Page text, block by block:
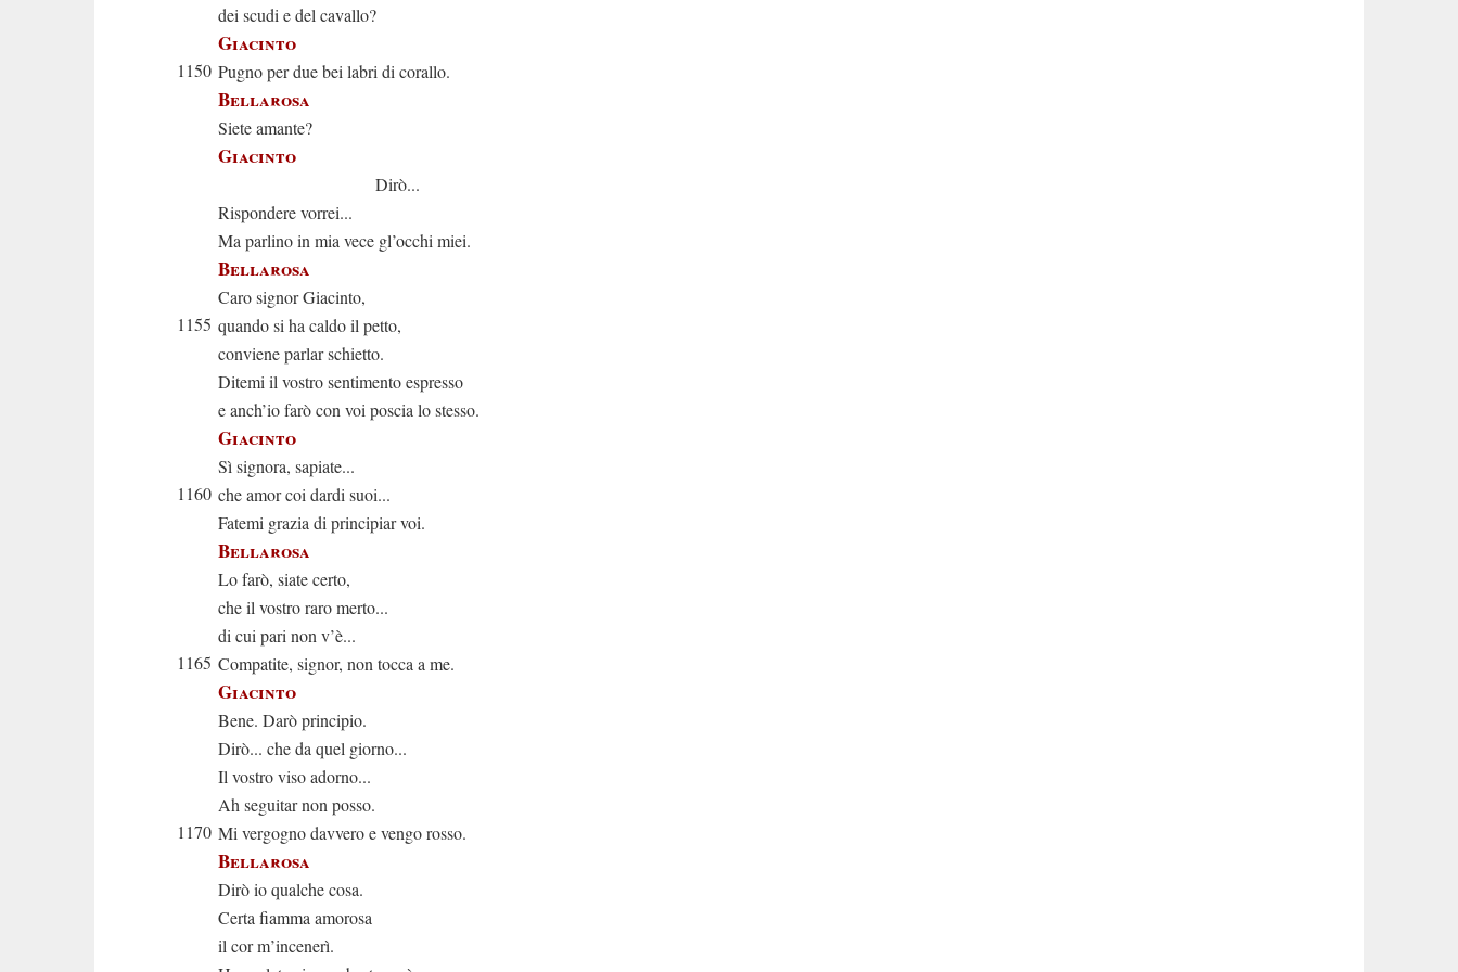
dei scudi e del cavallo?
Giacinto
1150 Pugno per due bei labri di corallo.
Bellarosa
Siete amante?
Giacinto
Dirò...
Rispondere vorrei...
Ma parlino in mia vece gl’occhi miei.
Bellarosa
Caro signor Giacinto,
1155 quando si ha caldo il petto,
conviene parlar schietto.
Ditemi il vostro sentimento espresso
e anch’io farò con voi poscia lo stesso.
Giacinto
Sì signora, sapiate...
1160 che amor coi dardi suoi...
Fatemi grazia di principiar voi.
Bellarosa
Lo farò, siate certo,
che il vostro raro merto...
di cui pari non v’è...
1165 Compatite, signor, non tocca a me.
Giacinto
Bene. Darò principio.
Dirò... che da quel giorno...
Il vostro viso adorno...
Ah seguitar non posso.
1170 Mi vergogno davvero e vengo rosso.
Bellarosa
Dirò io qualche cosa.
Certa fiamma amorosa
il cor m’incenerì.